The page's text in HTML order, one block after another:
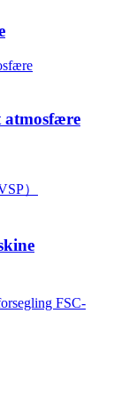
atmosfære